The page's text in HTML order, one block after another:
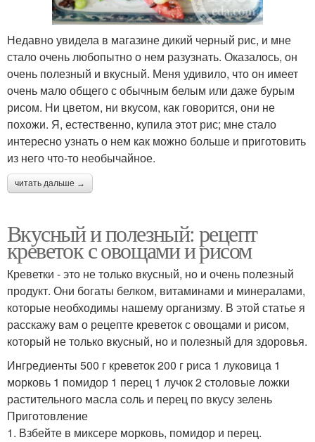
Недавно увидела в магазине дикий черный рис, и мне
стало очень любопытно о нем разузнать. Оказалось, он
очень полезный и вкусный. Меня удивило, что он имеет
очень мало общего с обычным белым или даже бурым
рисом. Ни цветом, ни вкусом, как говорится, они не
похожи. Я, естественно, купила этот рис; мне стало
интересно узнать о нем как можно больше и приготовить
из него что-то необычайное.
читать дальше →
Вкусный и полезный: рецепт
креветок с овощами и рисом
Креветки - это не только вкусный, но и очень полезный
продукт. Они богаты белком, витаминами и минералами,
которые необходимы нашему организму. В этой статье я
расскажу вам о рецепте креветок с овощами и рисом,
который не только вкусный, но и полезный для здоровья.
Ингредиенты 500 г креветок 200 г риса 1 луковица 1
морковь 1 помидор 1 перец 1 лучок 2 столовые ложки
растительного масла соль и перец по вкусу зелень
Приготовление
1. Взбейте в миксере морковь, помидор и перец.